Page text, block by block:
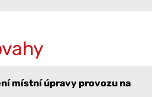
místní úpravy provozu na